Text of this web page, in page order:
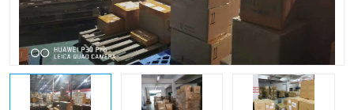
新能源电池出口物流